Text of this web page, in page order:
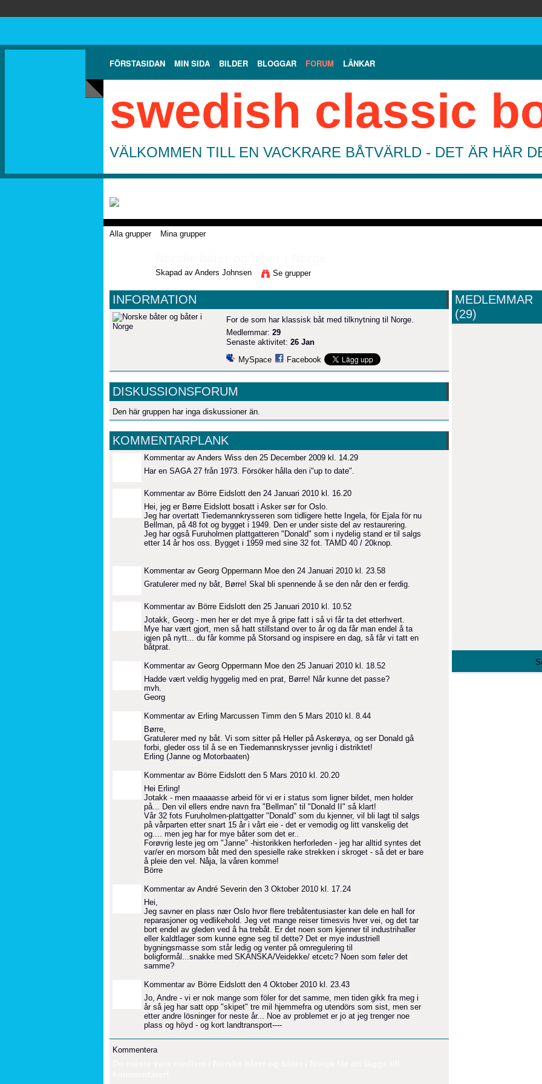
FÖRSTASIDAN MIN SIDA BILDER BLOGGAR FORUM LÄNKAR
swedish classic
VÄLKOMMEN TILL EN VACKRARE BÅTVÄRLD - DET ÄR HÄR
Alla grupper Mina grupper
Skapad av Anders Johnsen Se grupper
INFORMATION
For de som har klassisk båt med tilknytning til Norge.
Medlemmar: 29
Senaste aktivitet: 26 Jan
MySpace
Facebook
DISKUSSIONSFORUM
Den här gruppen har inga diskussioner än.
KOMMENTARPLANK
Kommentar av Anders Wiss den 25 December 2009 kl. 14.29
Har en SAGA 27 från 1973. Försöker hålla den i"up to date".
Kommentar av Börre Eidslott den 24 Januari 2010 kl. 16.20
Hei, jeg er Børre Eidslott bosatt i Asker sør for Oslo.
Jeg har overtatt Tiedemannkrysseren som tidligere hette Ingela, för Ejala för nu
Bellman, på 48 fot og bygget i 1949. Den er under siste del av restaurering.
Jeg har også Furuholmen plattgatteren "Donald" som i nydelig stand er til salgs
etter 14 år hos oss. Bygget i 1959 med sine 32 fot. TAMD 40 / 20knop.
Kommentar av Georg Oppermann Moe den 24 Januari 2010 kl. 23.58
Gratulerer med ny båt, Børre! Skal bli spennende å se den når den er ferdig.
Kommentar av Börre Eidslott den 25 Januari 2010 kl. 10.52
Jotakk, Georg - men her er det mye å gripe fatt i så vi får ta det etterhvert.
Mye har vært gjort, men så hatt stillstand over to år og da får man endel å ta
igjen på nytt... du får komme på Storsand og inspisere en dag, så får vi tatt en
båtprat.
Kommentar av Georg Oppermann Moe den 25 Januari 2010 kl. 18.52
Hadde vært veldig hyggelig med en prat, Børre! Når kunne det passe?
mvh.
Georg
Kommentar av Erling Marcussen Timm den 5 Mars 2010 kl. 8.44
Børre,
Gratulerer med ny båt. Vi som sitter på Heller på Askerøya, og ser Donald gå
forbi, gleder oss til å se en Tiedemannskrysser jevnlig i distriktet!
Erling (Janne og Motorbaaten)
Kommentar av Börre Eidslott den 5 Mars 2010 kl. 20.20
Hei Erling!
Jotakk - men maaaasse arbeid för vi er i status som ligner bildet, men holder
på... Den vil ellers endre navn fra "Bellman" til "Donald II" så klart!
Vår 32 fots Furuholmen-plattgatter "Donald" som du kjenner, vil bli lagt til salgs
på vårparten etter snart 15 år i vårt eie - det er vemodig og litt vanskelig det
og.... men jeg har for mye båter som det er..
Forøvrig leste jeg om "Janne" -historikken herforleden - jeg har alltid syntes det
var/er en morsom båt med den spesielle rake strekken i skroget - så det er bare
å pleie den vel. Nåja, la våren komme!
Börre
Kommentar av André Severin den 3 Oktober 2010 kl. 17.24
Hei,
Jeg savner en plass nær Oslo hvor flere trebåtentusiaster kan dele en hall for
reparasjoner og vedlikehold. Jeg vet mange reiser timesvis hver vei, og det tar
bort endel av gleden ved å ha trebåt. Er det noen som kjenner til industrihaller
eller kaldtlager som kunne egne seg til dette? Det er mye industriell
bygningsmasse som står ledig og venter på omregulering til
boligformål...snakke med SKANSKA/Veidekke/ etcetc? Noen som føler det
samme?
Kommentar av Börre Eidslott den 4 Oktober 2010 kl. 23.43
Jo, Andre - vi er nok mange som föler for det samme, men tiden gikk fra meg i
år så jeg har satt opp "skipet" tre mil hjemmefra og utendörs som sist, men ser
etter andre lösninger for neste år... Noe av problemet er jo at jeg trenger noe
plass og höyd - og kort landtransport----
Kommentera
MEDLEMMAR
(29)